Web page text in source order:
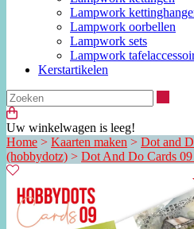
Lampwork
Lampwork oorbellen
Lampwork sets
Lampwork
Kerstartikelen
Uw winkelwagen is leeg!
Home > Kaarten maken > Dot and
(hobbydotz) > Dot And Do Cards